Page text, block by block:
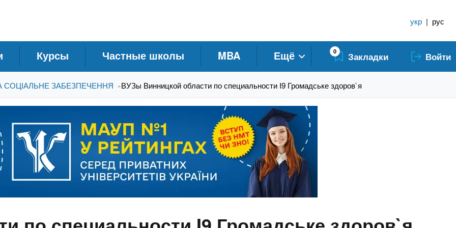
укр | рус
Курсы Частные школы MBA Ещё 0 Закладки Войти
СОЦІАЛЬНЕ ЗАБЕЗПЕЧЕННЯ »ВУЗы Винницкой области по специальности I9 Громадське здоров`я